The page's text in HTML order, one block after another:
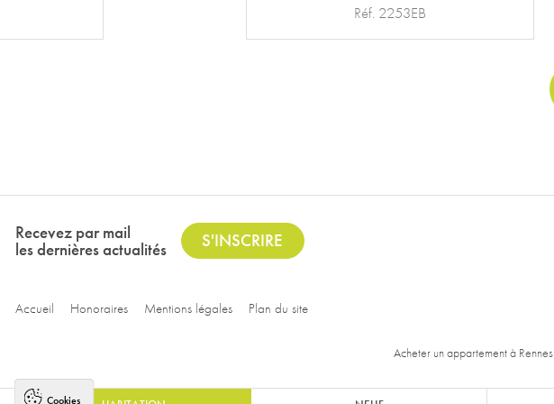
Réf. 1797VM
Recevez par mail
les dernières actualités S'INSCRIRE
Accueil Honoraires Mentions légales Plan du site
Acheter un appartement à Rennes
Cookies